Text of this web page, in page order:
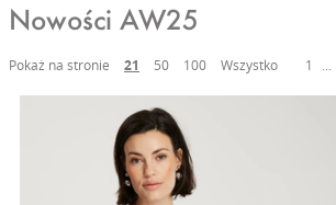
Nowości AW25
Pokaż na stronie 21 50 100 Wszystko 1 ...